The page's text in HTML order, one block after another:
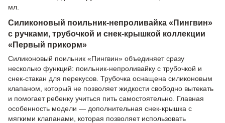
мл.
Силиконовый поильник-непроливайка «Пингвин»
с ручками, трубочкой и снек-крышкой коллекции
«Первый прикорм»
Силиконовый поильник «Пингвин» объединяет сразу
несколько функций: поильник-непроливайку с трубочкой и
снек-стакан для перекусов. Трубочка оснащена силиконовым
клапаном, который не позволяет жидкости свободно вытекать
и помогает ребенку учиться пить самостоятельно. Главная
особенность модели — дополнительная снек-крышка с
мягкими клапанами, которая позволяет использовать